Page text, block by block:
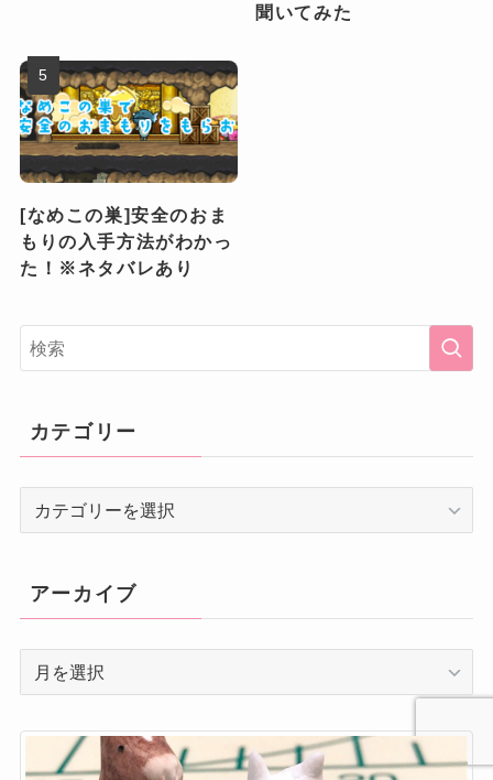
聞いてみた
[なめこの巣]安全のおま
もりの入手方法がわかっ
た！※ネタバレあり
カテゴリー
リ
ー
アーカイブ
ブ